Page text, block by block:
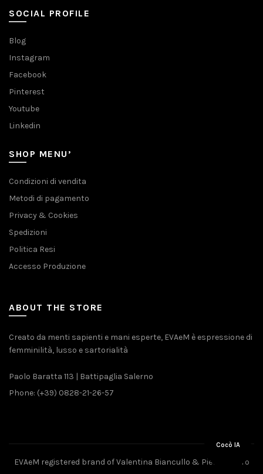
SOCIAL PROFILE
Blog
Instagram
Facebook
Pinterest
Youtube
Linkedin
SHOP MENU’
Condizioni di vendita
Metodi di pagamento
Privacy & Cookies
Spedizioni
Politica Resi
Accesso Produzione
ABOUT THE STORE
Creato da menti sapienti e mani esperte, EVAeM è espressione di
femminilità, lusso e sartorialità
Paolo Baratta 113 | Battipaglia Salerno
Phone: (+39) 0828-21-26-57
EVAeM registered brand of Valentina Biancullo & Pietro Piliero
Cocò IA